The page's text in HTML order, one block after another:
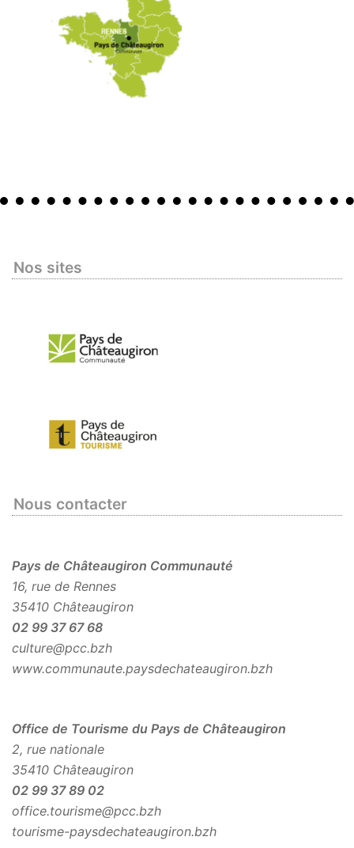
Nos sites
Nous contacter
Pays de Châteaugiron Communauté
16, rue de Rennes
35410 Châteaugiron
02 99 37 67 68
culture@pcc.bzh
www.communaute.paysdechateaugiron.bzh
Office de Tourisme du Pays de Châteaugiron
2, rue nationale
35410 Châteaugiron
02 99 37 89 02
office.tourisme@pcc.bzh
tourisme-paysdechateaugiron.bzh